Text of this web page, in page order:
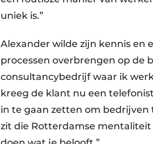
uniek is.”
Alexander wilde zijn kennis en
processen overbrengen op de
consultancybedrijf waar ik
kreeg de klant nu een
in te gaan zetten om bedrijven
zit die Rotterdamse